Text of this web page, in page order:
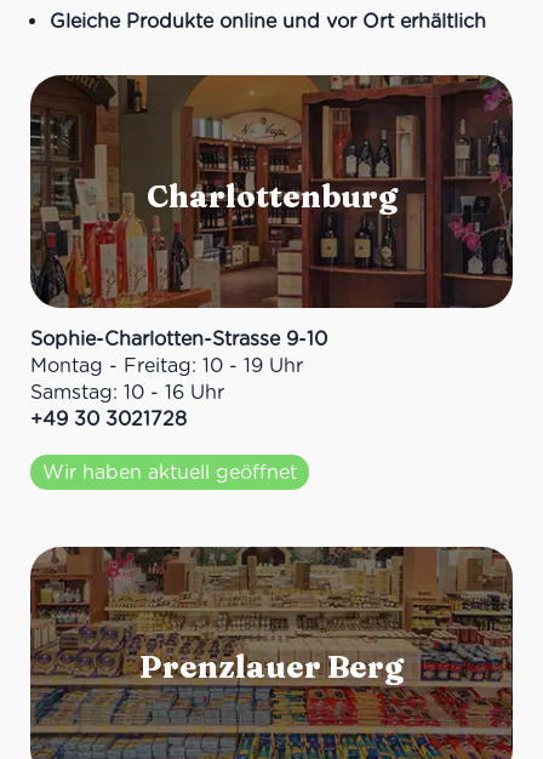
Gleiche Produkte online und vor Ort erhältlich
Sophie-Charlotten-Strasse 9-10
Montag - Freitag: 10 - 19 Uhr
Samstag: 10 - 16 Uhr
+49 30 3021728
Wir haben aktuell geöffnet